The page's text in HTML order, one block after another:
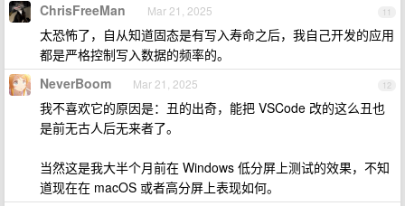
11
ChrisFreeMan Mar 21, 2025
太恐怖了，自从知道固态是有写入寿命之后，我自己开发的应用
都是严格控制写入数据的频率的。
12
NeverBoom Mar 21, 2025
我不喜欢它的原因是：丑的出奇，能把 VSCode 改的这么丑也
是前无古人后无来者了。
当然这是我大半个月前在 Windows 低分屏上测试的效果，不知
道现在在 macOS 或者高分屏上表现如何。